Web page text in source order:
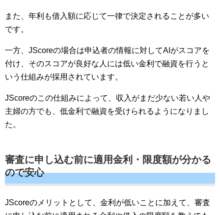
また、年利も借入額に応じて一律で決定されることが多い
です。
一方、JScoreの場合は申込者の情報に対してAIがスコアを
付け、そのスコアが良好な人には低い金利で融資を行うと
いう仕組みが採用されています。
JScoreのこの仕組みによって、収入がまだ少ない若い人や
主婦の方でも、低金利で融資を受けられるようになりまし
た。
審査に申し込む前に適用金利・限度額が分かる
ので安心
JScoreのメリットとして、金利が低いことに加えて、審査